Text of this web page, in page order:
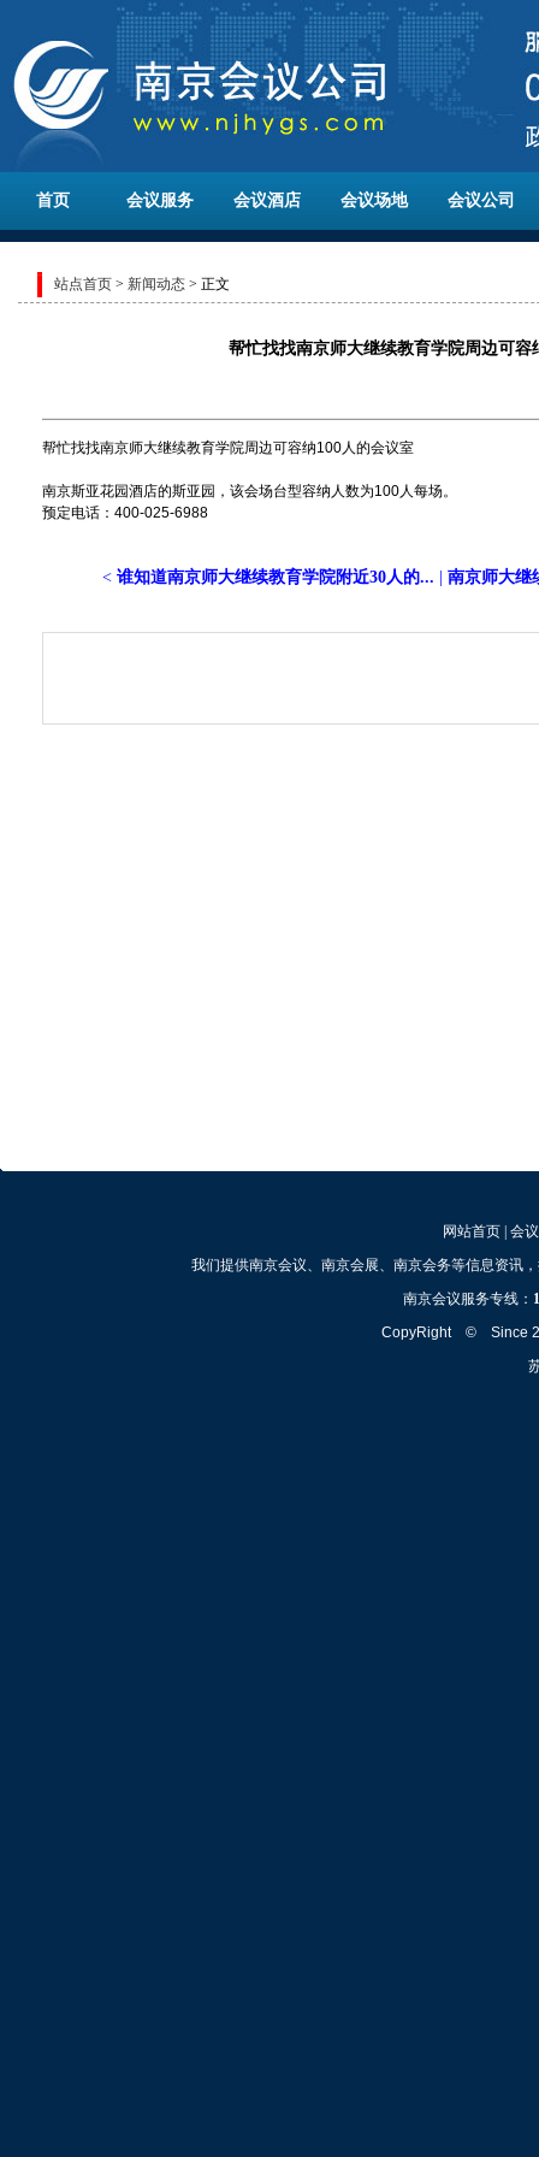
首页 会议服务 会议酒店 会议场地 会议公司
站点首页 > 新闻动态 > 正文
帮忙找找南京师大继续教育学院周边可容
帮忙找找南京师大继续教育学院周边可容纳100人的会议室
南京斯亚花园酒店的斯亚园，该会场台型容纳人数为100人每场。
预定电话：400-025-6988
< 谁知道南京师大继续教育学院附近30人的... 南京师大继
网站首页| 会
我们提供南京会议、南京会展、南京会务等信息资讯
南京会议服务专线：
CopyRight © Since